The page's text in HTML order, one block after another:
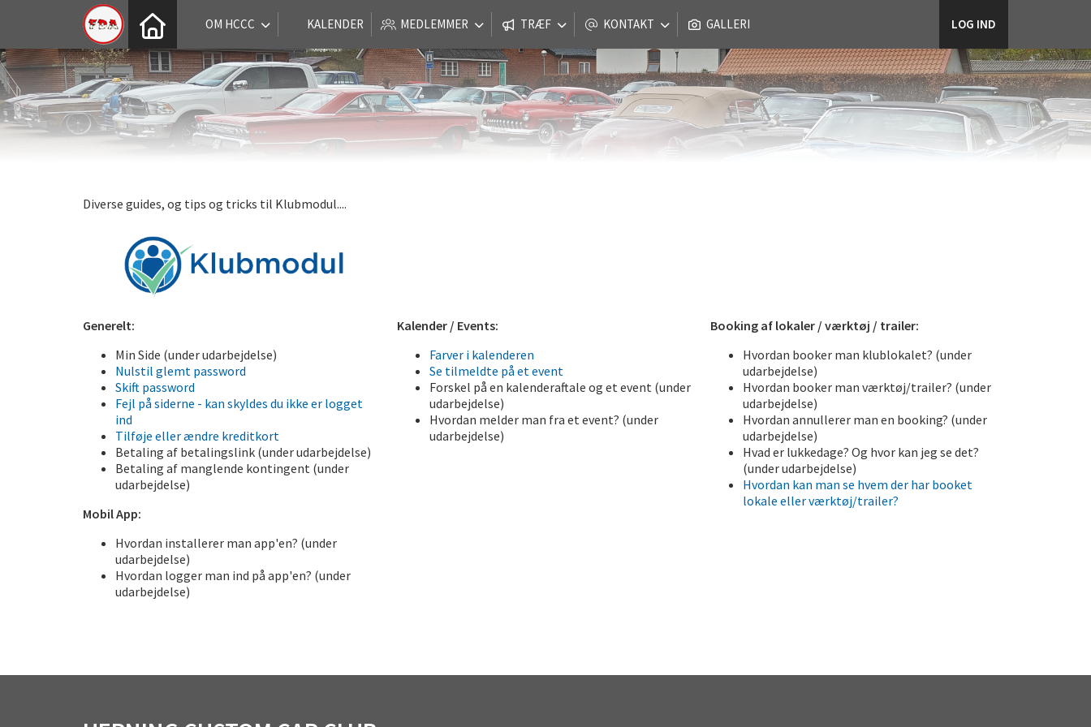
OM HCCC KALENDER MEDLEMMER TRÆF KONTAKT GALLERI LOG IND
Diverse guides, og tips og tricks til Klubmodul....
Generelt:
Min Side (under udarbejdelse)
Nulstil glemt password
Skift password
Fejl på siderne - kan skyldes du ikke er logget
ind
Tilføje eller ændre kreditkort
Betaling af betalingslink (under udarbejdelse)
Betaling af manglende kontingent (under
udarbejdelse)
Mobil App:
Hvordan installerer man app'en? (under
udarbejdelse)
Hvordan logger man ind på app'en? (under
udarbejdelse)
Kalender / Events:
Farver i kalenderen
Se tilmeldte på et event
Forskel på en kalenderaftale og et event (under
udarbejdelse)
Hvordan melder man fra et event? (under
udarbejdelse)
Booking af lokaler / værktøj / trailer:
Hvordan booker man klublokalet? (under
udarbejdelse)
Hvordan booker man værktøj/trailer? (under
udarbejdelse)
Hvordan annullerer man en booking? (under
udarbejdelse)
Hvad er lukkedage? Og hvor kan jeg se det?
(under udarbejdelse)
Hvordan kan man se hvem der har booket
lokale eller værktøj/trailer?